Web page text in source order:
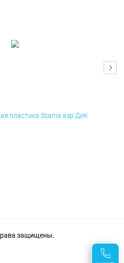
пластика Scania аэр ДиК
защищены.